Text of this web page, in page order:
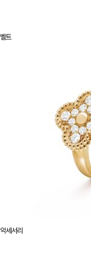
벨트
악세서리